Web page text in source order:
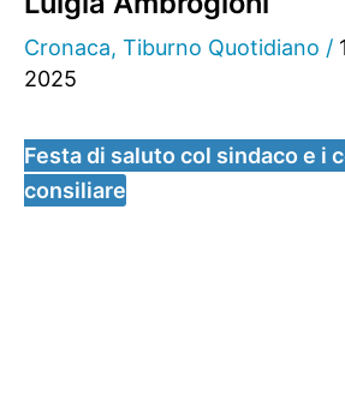
Cronaca, Tiburno Quotidiano /
2025
Festa di saluto col sindaco e i
consiliare